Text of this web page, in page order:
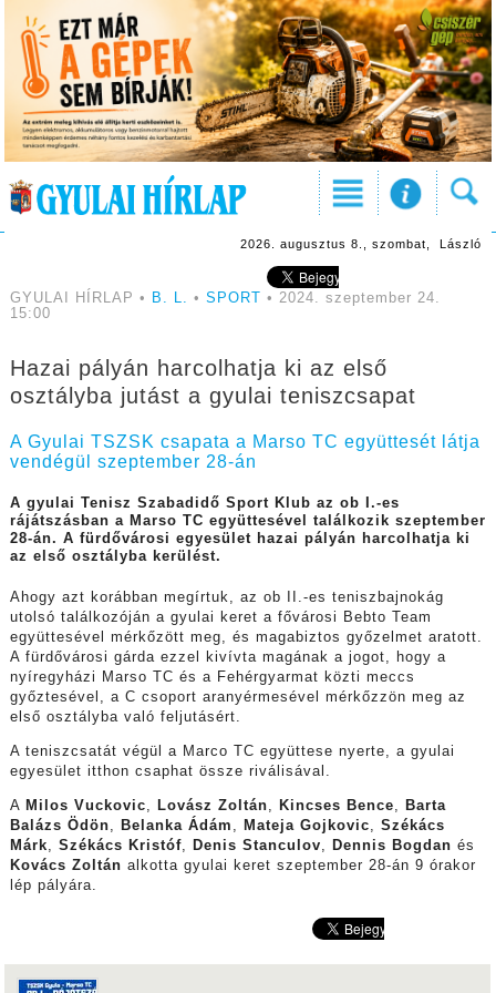
2026. augusztus 8., szombat, László
GYULAI HÍRLAP • B. L. • SPORT
• 2024. szeptember 24.
15:00
Hazai pályán harcolhatja ki az első
osztályba jutást a gyulai teniszcsapat
A Gyulai TSZSK csapata a Marso TC együttesét látja
vendégül szeptember 28-án
A gyulai Tenisz Szabadidő Sport Klub az ob I.-es
rájátszásban a Marso TC együttesével találkozik szeptember
28-án. A fürdővárosi egyesület hazai pályán harcolhatja ki
az első osztályba kerülést.
Ahogy azt korábban megírtuk, az ob II.-es teniszbajnokág
utolsó találkozóján a gyulai keret a fővárosi Bebto Team
együttesével mérkőzött meg, és magabiztos győzelmet aratott.
A fürdővárosi gárda ezzel kivívta magának a jogot, hogy a
nyíregyházi Marso TC és a Fehérgyarmat közti meccs
győztesével, a C csoport aranyérmesével mérkőzzön meg az
első osztályba való feljutásért.
A teniszcsatát végül a Marco TC együttese nyerte, a gyulai
egyesület itthon csaphat össze riválisával.
A Milos Vuckovic Lovász Zoltán Kincses Bence
Barta
Balázs Ödön
Belanka Ádám Mateja Gojkovic
Székács
Márk
Székács Kristóf, Denis Stanculov Dennis Bogdan és
Kovács Zoltán alkotta gyulai keret szeptember 28-án 9 órakor
lép pályára.